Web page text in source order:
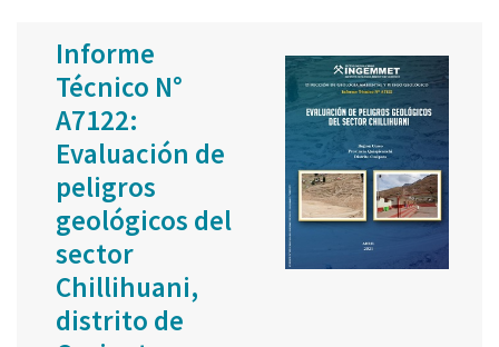
Informe
Técnico N°
A7122:
Evaluación de
peligros
geológicos del
sector
Chillihuani,
distrito de